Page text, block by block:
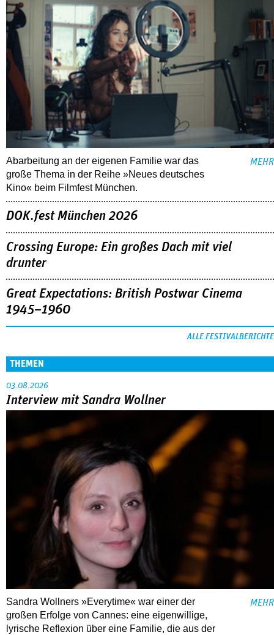
Abarbeitung an der eigenen Familie war das
große Thema in der Reihe »Neues deutsches
Kino« beim Filmfest München.
MEHR
DOK.fest München 2026
Crossing Europe: Ein großes Dach mit viel
drunter
Great Expectations: British Postwar Cinema
1945–1960
ALLE FESTIVALBERICHTE
THEMEN
03.08.2026
Interview mit Sandra Wollner
Sandra Wollners »Everytime« war einer der
großen Erfolge von Cannes: eine eigenwillige,
lyrische Reflexion über eine ­Familie, die aus der
MEHR